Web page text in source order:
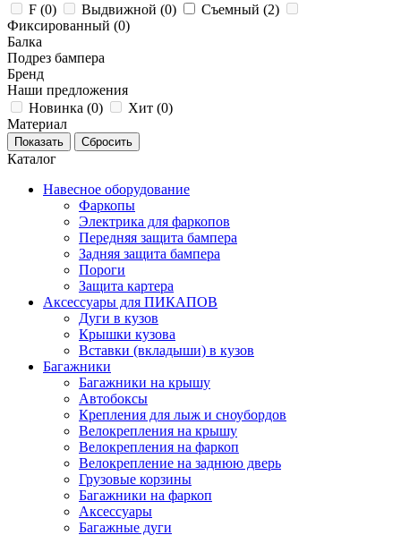
F (0) Выдвижной (0) Съемный (2)
Фиксированный (0)
Балка
Подрез бампера
Бренд
Наши предложения
Новинка (0) Хит (0)
Материал
Каталог
Навесное оборудование
Фаркопы
Электрика для фаркопов
Передняя защита бампера
Задняя защита бампера
Пороги
Защита картера
Аксессуары для ПИКАПОВ
Дуги в кузов
Крышки кузова
Вставки (вкладыши) в кузов
Багажники
Багажники на крышу
Автобоксы
Крепления для лыж и сноубордов
Велокрепления на крышу
Велокрепления на фаркоп
Велокрепление на заднюю дверь
Грузовые корзины
Багажники на фаркоп
Аксессуары
Багажные дуги